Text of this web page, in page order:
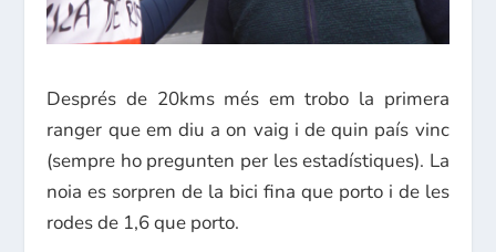
Després de 20kms més em trobo la primera
ranger que em diu a on vaig i de quin país vinc
(sempre ho pregunten per les estadístiques). La
noia es sorpren de la bici fina que porto i de les
rodes de 1,6 que porto.